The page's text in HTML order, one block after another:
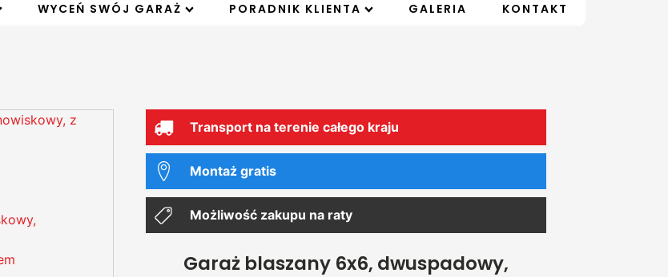
WYCEŃ SWÓJ GARAŻ PORADNIK KLIENTA GALERIA KONTAKT
Transport na terenie całego kraju
Montaż gratis
Możliwość zakupu na raty
Garaż blaszany 6x6, dwuspadowy,